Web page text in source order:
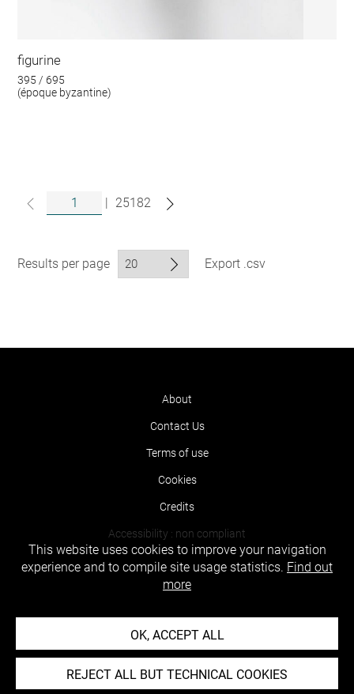
figurine
395 / 695
(époque byzantine)
| 25182
Results per page Export .csv
About
Contact Us
Terms of use
Cookies
Credits
Accessibility : non compliant
This website uses cookies to improve your navigation
experience and to compile site usage statistics. Find out
more
OK, ACCEPT ALL
REJECT ALL BUT TECHNICAL COOKIES